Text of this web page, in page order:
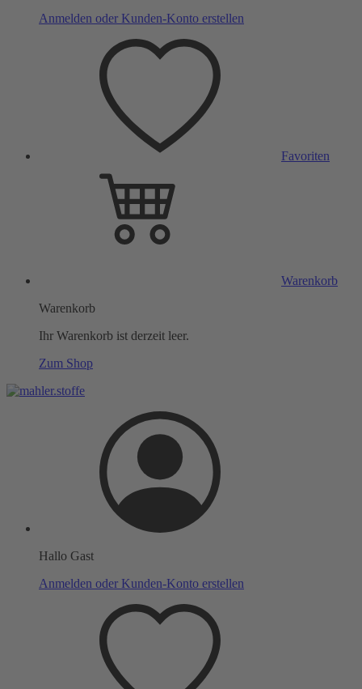
Anmelden oder Kunden-Konto erstellen
Favoriten
Warenkorb
Warenkorb
Ihr Warenkorb ist derzeit leer.
Zum Shop
Hallo Gast
Anmelden oder Kunden-Konto erstellen